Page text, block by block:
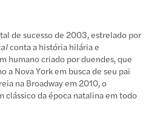
de sucesso de 2003, estrelado por
conta a história hilária e
humano criado por duendes, que
a Nova York em busca de seu pai
na Broadway em 2010, o
clássico da época natalina em todo